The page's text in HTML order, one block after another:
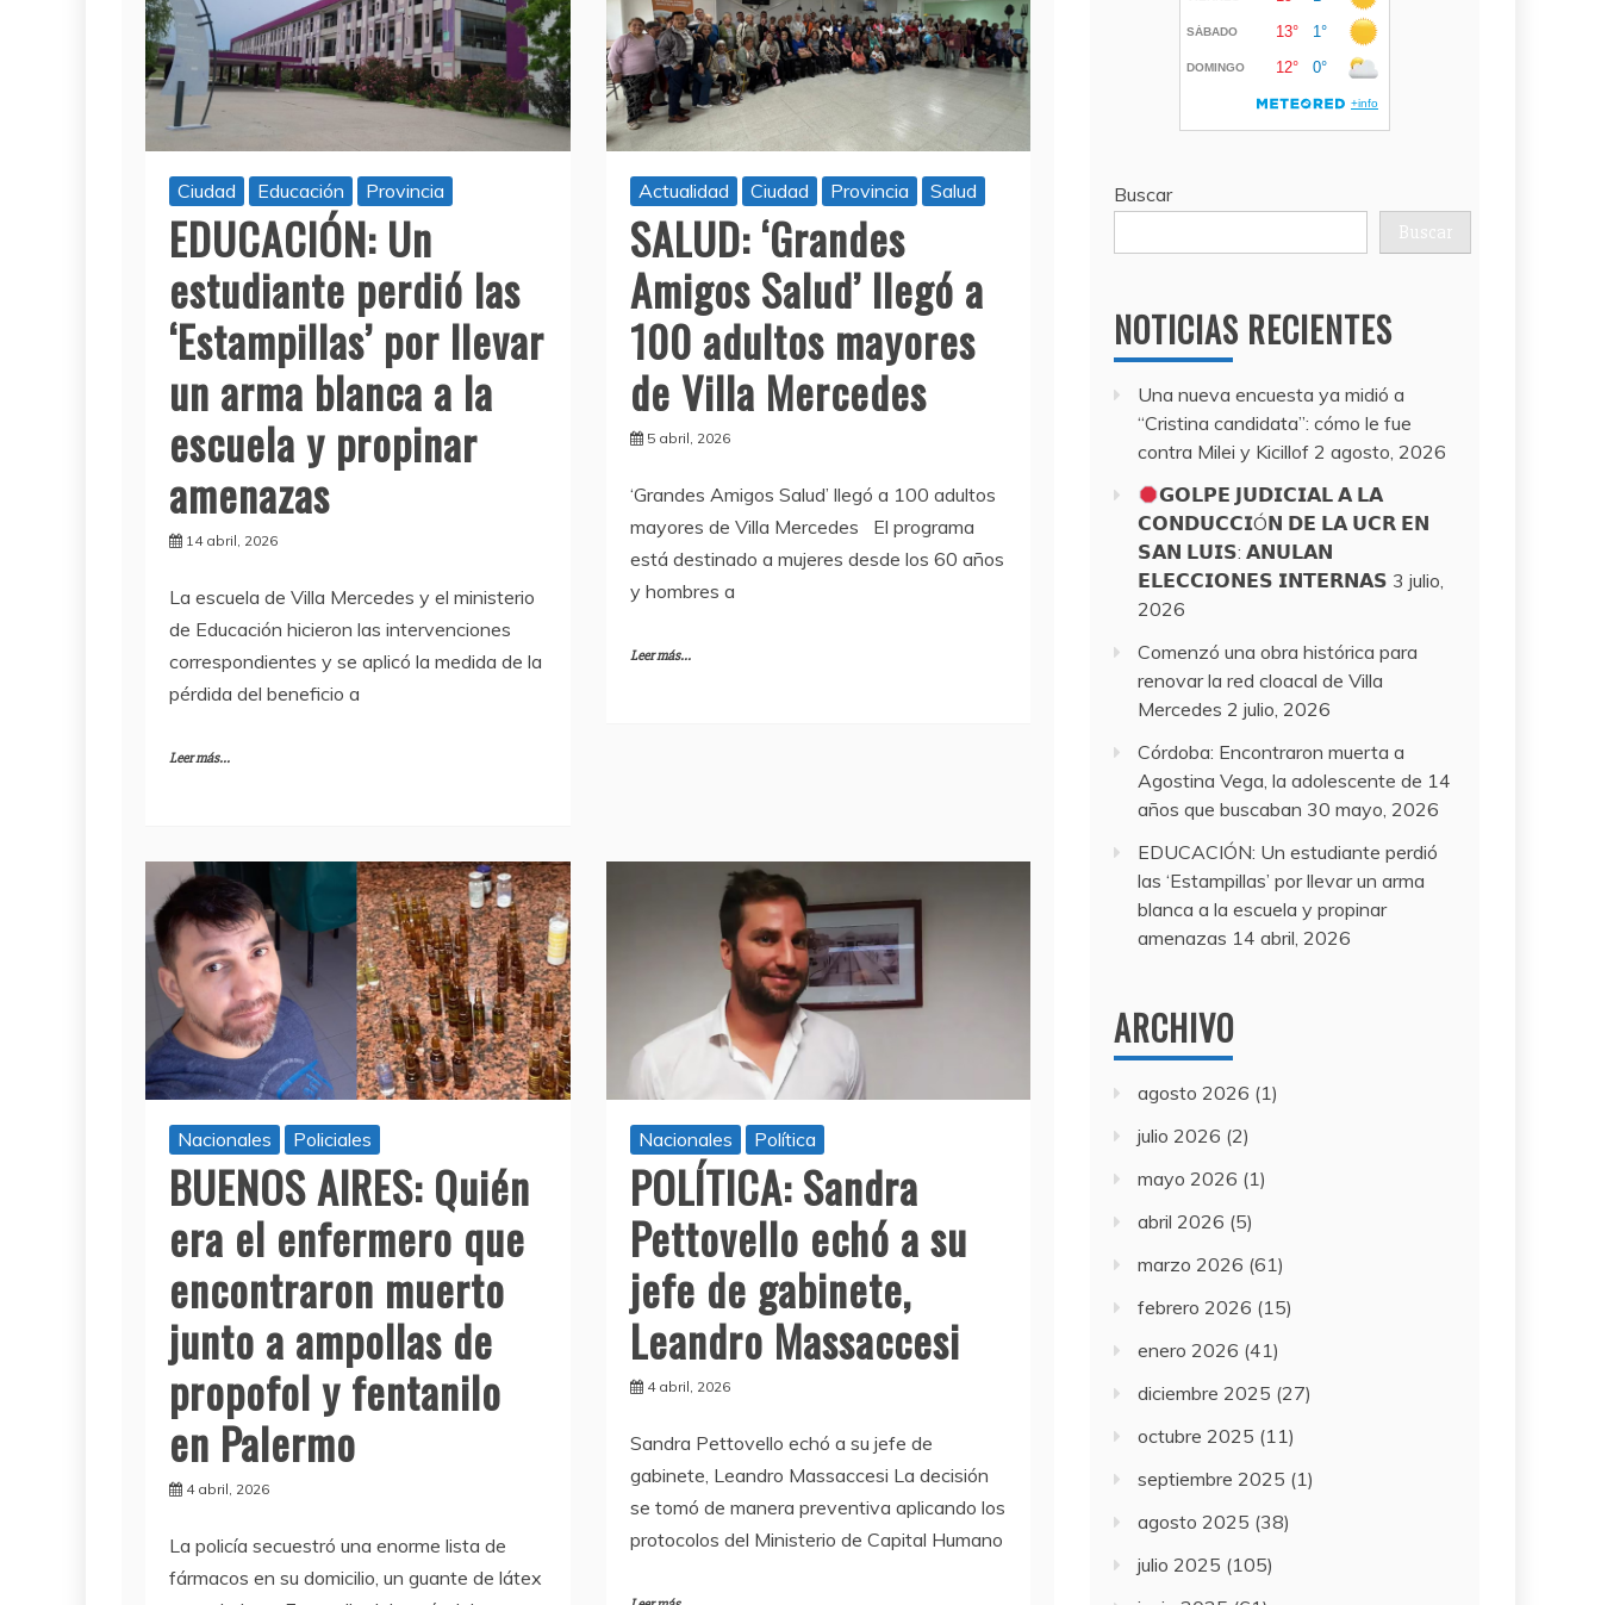
Ciudad Educación Provincia
EDUCACIÓN: Un
estudiante perdió las
‘Estampillas’ por llevar
un arma blanca a la
escuela y propinar
amenazas
14 abril, 2026
La escuela de Villa Mercedes y el ministerio
de Educación hicieron las intervenciones
correspondientes y se aplicó la medida de la
pérdida del beneficio a
Leer más...
Actualidad Ciudad Provincia Salud
SALUD: ‘Grandes
Amigos Salud’ llegó a
100 adultos mayores
de Villa Mercedes
5 abril, 2026
‘Grandes Amigos Salud’ llegó a 100 adultos
mayores de Villa Mercedes El programa
está destinado a mujeres desde los 60 años
y hombres a
Leer más...
Nacionales Policiales
BUENOS AIRES: Quién
era el enfermero que
encontraron muerto
junto a ampollas de
propofol y fentanilo
en Palermo
4 abril, 2026
La policía secuestró una enorme lista de
fármacos en su domicilio, un guante de látex
Nacionales Política
POLÍTICA: Sandra
Pettovello echó a su
jefe de gabinete,
Leandro Massaccesi
4 abril, 2026
Sandra Pettovello echó a su jefe de
gabinete, Leandro Massaccesi La decisión
se tomó de manera preventiva aplicando los
protocolos del Ministerio de Capital Humano
Buscar
Buscar
NOTICIAS RECIENTES
Una nueva encuesta ya midió a
“Cristina candidata”: cómo le fue
contra Milei y Kicillof 2 agosto, 2026
𝗚𝗢𝗟𝗣𝗘 𝗝𝗨𝗗𝗜𝗖𝗜𝗔𝗟 𝗔 𝗟𝗔
𝗖𝗢𝗡𝗗𝗨𝗖𝗖𝗜Ó𝗡 𝗗𝗘 𝗟𝗔 𝗨𝗖𝗥 𝗘𝗡
𝗦𝗔𝗡 𝗟𝗨𝗜𝗦: 𝗔𝗡𝗨𝗟𝗔𝗡
𝗘𝗟𝗘𝗖𝗖𝗜𝗢𝗡𝗘𝗦 𝗜𝗡𝗧𝗘𝗥𝗡𝗔𝗦 3 julio,
2026
Comenzó una obra histórica para
renovar la red cloacal de Villa
Mercedes 2 julio, 2026
Córdoba: Encontraron muerta a
Agostina Vega, la adolescente de 14
años que buscaban 30 mayo, 2026
EDUCACIÓN: Un estudiante perdió
las ‘Estampillas’ por llevar un arma
blanca a la escuela y propinar
amenazas 14 abril, 2026
ARCHIVO
agosto 2026 (1)
julio 2026 (2)
mayo 2026 (1)
abril 2026 (5)
marzo 2026 (61)
febrero 2026 (15)
enero 2026 (41)
diciembre 2025 (27)
octubre 2025 (11)
septiembre 2025 (1)
agosto 2025 (38)
julio 2025 (105)